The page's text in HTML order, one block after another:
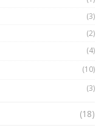
chiến | Phổ cập
(3)
(2)
(4)
(10)
(3)
(18)